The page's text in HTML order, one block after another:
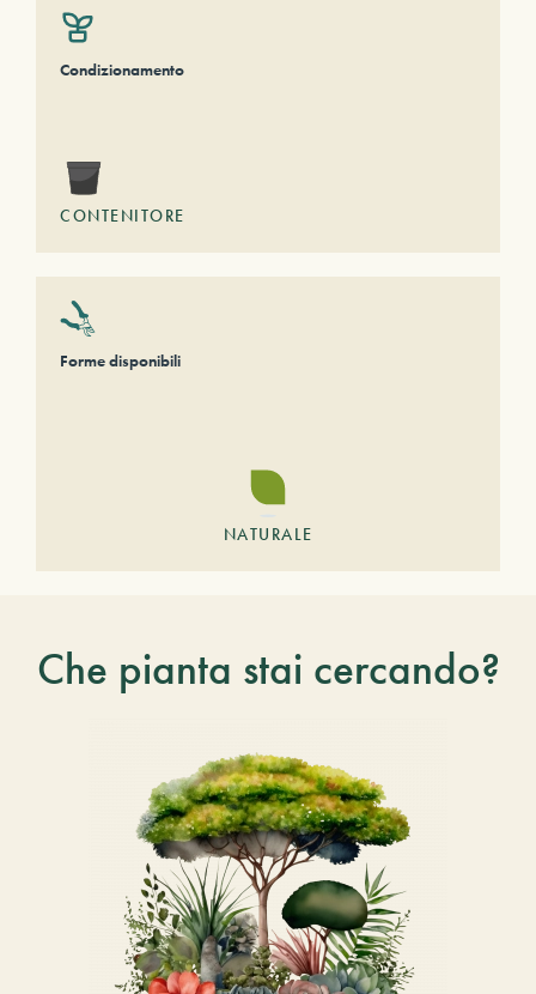
Condizionamento
CONTENITORE
Forme disponibili
NATURALE
Che pianta stai cercando?